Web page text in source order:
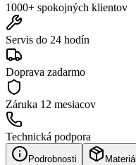
1000+ spokojných klientov
Servis do 24 hodín
Doprava zadarmo
Záruka 12 mesiacov
Technická podpora
Podrobnosti Materiál